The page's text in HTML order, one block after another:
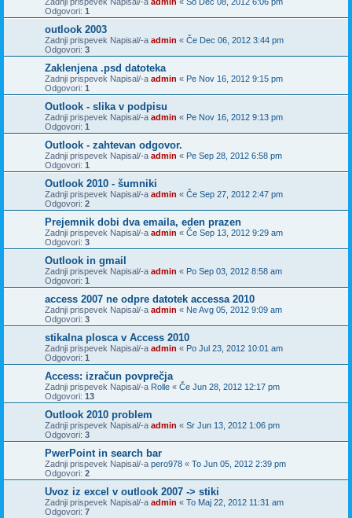
Odgovori: 1
outlook 2003
Zadnji prispevek Napisal/-a admin « Če Dec 06, 2012 3:44 pm
Odgovori: 3
Zaklenjena .psd datoteka
Zadnji prispevek Napisal/-a admin « Pe Nov 16, 2012 9:15 pm
Odgovori: 1
Outlook - slika v podpisu
Zadnji prispevek Napisal/-a admin « Pe Nov 16, 2012 9:13 pm
Odgovori: 1
Outlook - zahtevan odgovor.
Zadnji prispevek Napisal/-a admin « Pe Sep 28, 2012 6:58 pm
Odgovori: 1
Outlook 2010 - šumniki
Zadnji prispevek Napisal/-a admin « Če Sep 27, 2012 2:47 pm
Odgovori: 2
Prejemnik dobi dva emaila, eden prazen
Zadnji prispevek Napisal/-a admin « Če Sep 13, 2012 9:29 am
Odgovori: 3
Outlook in gmail
Zadnji prispevek Napisal/-a admin « Po Sep 03, 2012 8:58 am
Odgovori: 1
access 2007 ne odpre datotek accessa 2010
Zadnji prispevek Napisal/-a admin « Ne Avg 05, 2012 9:09 am
Odgovori: 3
stikalna plosca v Access 2010
Zadnji prispevek Napisal/-a admin « Po Jul 23, 2012 10:01 am
Odgovori: 1
Access: izračun povprečja
Zadnji prispevek Napisal/-a Rolle « Če Jun 28, 2012 12:17 pm
Odgovori: 13
Outlook 2010 problem
Zadnji prispevek Napisal/-a admin « Sr Jun 13, 2012 1:06 pm
Odgovori: 3
PwerPoint in search bar
Zadnji prispevek Napisal/-a pero978 « To Jun 05, 2012 2:39 pm
Odgovori: 2
Uvoz iz excel v outlook 2007 -> stiki
Zadnji prispevek Napisal/-a admin « To Maj 22, 2012 11:31 am
Odgovori: 7